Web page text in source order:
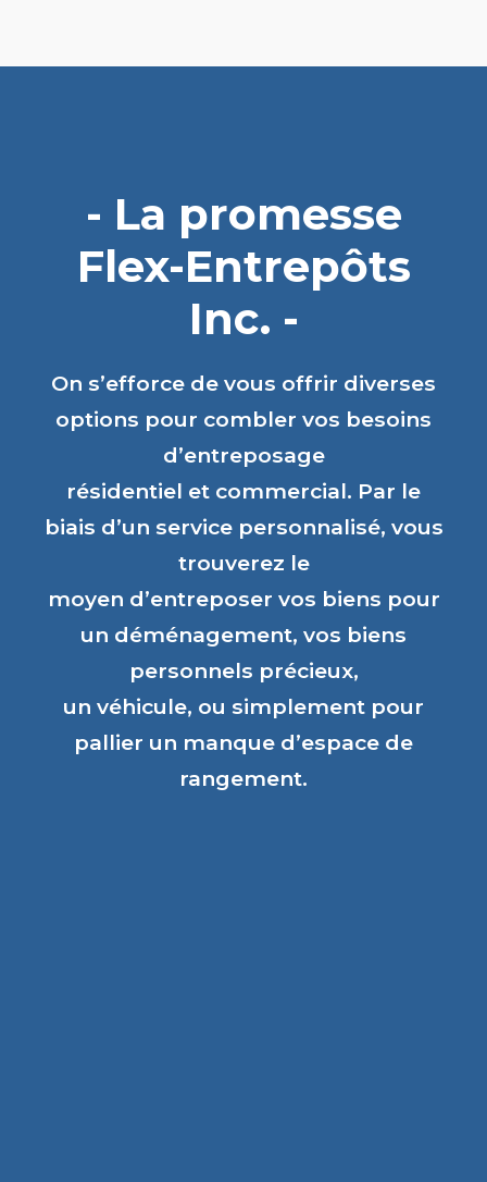
- La promesse
Flex-Entrepôts
Inc. -
On s’efforce de vous offrir diverses
options pour combler vos besoins
d’entreposage
résidentiel et commercial. Par le
biais d’un service personnalisé, vous
trouverez le
moyen d’entreposer vos biens pour
un déménagement, vos biens
personnels précieux,
un véhicule, ou simplement pour
pallier un manque d’espace de
rangement.